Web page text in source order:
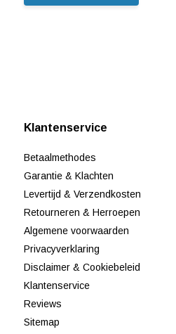
Klantenservice
Betaalmethodes
Garantie & Klachten
Levertijd & Verzendkosten
Retourneren & Herroepen
Algemene voorwaarden
Privacyverklaring
Disclaimer & Cookiebeleid
Klantenservice
Reviews
Sitemap